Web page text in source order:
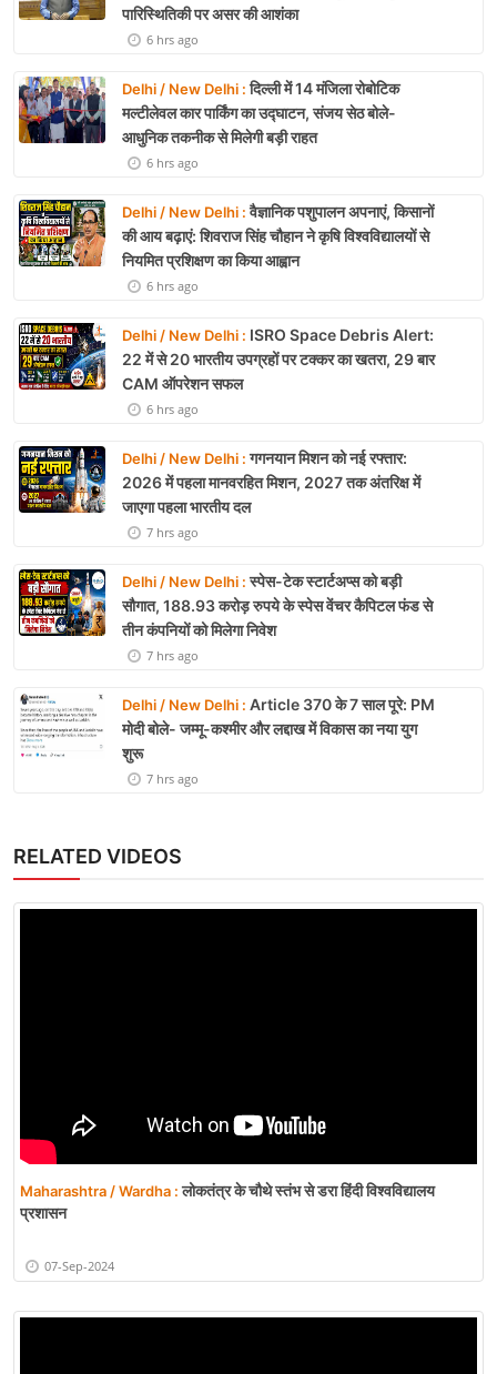
पारिस्थितिकी पर असर की आशंका
6 hrs ago
Delhi / New Delhi :दिल्ली में 14 मंजिला रोबोटिक
मल्टीलेवल कार पार्किंग का उद्घाटन, संजय सेठ बोले-
आधुनिक तकनीक से मिलेगी बड़ी राहत
6 hrs ago
Delhi / New Delhi :वैज्ञानिक पशुपालन अपनाएं, किसानों
की आय बढ़ाएं: शिवराज सिंह चौहान ने कृषि विश्वविद्यालयों से
नियमित प्रशिक्षण का किया आह्वान
6 hrs ago
Delhi / New Delhi : ISRO Space Debris Alert:
22 में से 20 भारतीय उपग्रहों पर टक्कर का खतरा, 29 बार
CAM ऑपरेशन सफल
6 hrs ago
Delhi / New Delhi :गगनयान मिशन को नई रफ्तार:
2026 में पहला मानवरहित मिशन, 2027 तक अंतरिक्ष में
जाएगा पहला भारतीय दल
7 hrs ago
Delhi / New Delhi :स्पेस-टेक स्टार्टअप्स को बड़ी
सौगात, 188.93 करोड़ रुपये के स्पेस वेंचर कैपिटल फंड से
तीन कंपनियों को मिलेगा निवेश
7 hrs ago
Delhi / New Delhi : Article 370 के 7 साल पूरे: PM
मोदी बोले- जम्मू-कश्मीर और लद्दाख में विकास का नया युग
शुरू
7 hrs ago
RELATED VIDEOS
Maharashtra / Wardha :लोकतंत्र के चौथे स्तंभ से डरा हिंदी विश्वविद्यालय
प्रशासन
07-Sep-2024